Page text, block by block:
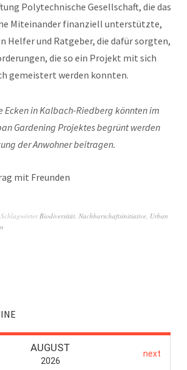
Polytechnische Gesellschaft, die das
Miteinander finanziell unterstützte,
Helfer und Ratgeber, die dafür sorgten,
die so ein Projekt mit sich
gemeistert werden konnten.
Ecken in Kalbach-Riedberg könnten im
Gardening Projektes begrünt werden
der Anwohner beitragen.
mit Freunden
SchlagwörterBiodiversität, Nachbarschaftsinitiative, Urban